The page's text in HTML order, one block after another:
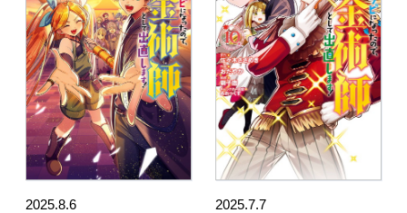
2025.8.6
2025.7.7